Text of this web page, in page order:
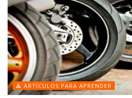
🔺 ARTÍCULOS PARA APRENDER